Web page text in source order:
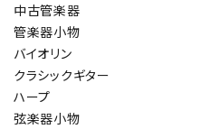
中古管楽器
管楽器小物
バイオリン
クラシックギター
ハープ
弦楽器小物